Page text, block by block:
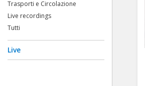
Trasporti e Circolazione
Live recordings
Tutti
Live